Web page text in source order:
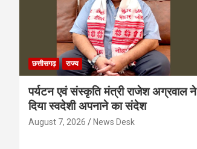
छत्तीसगढ़ राज्य
पर्यटन एवं संस्कृति मंत्री राजेश अग्रवाल ने
दिया स्वदेशी अपनाने का संदेश
August 7, 2026 News Desk